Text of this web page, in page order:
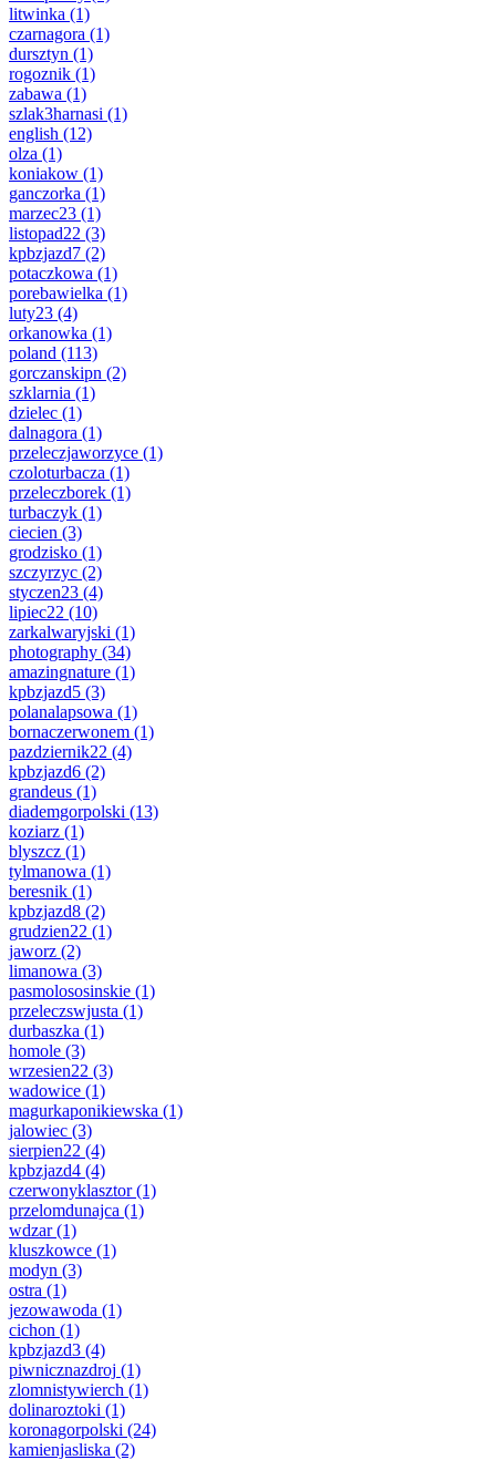
litwinka (1)
czarnagora (1)
dursztyn (1)
rogoznik (1)
zabawa (1)
szlak3harnasi (1)
english (12)
olza (1)
koniakow (1)
ganczorka (1)
marzec23 (1)
listopad22 (3)
kpbzjazd7 (2)
potaczkowa (1)
porebawielka (1)
luty23 (4)
orkanowka (1)
poland (113)
gorczanskipn (2)
szklarnia (1)
dzielec (1)
dalnagora (1)
przeleczjaworzyce (1)
czoloturbacza (1)
przeleczborek (1)
turbaczyk (1)
ciecien (3)
grodzisko (1)
szczyrzyc (2)
styczen23 (4)
lipiec22 (10)
zarkalwaryjski (1)
photography (34)
amazingnature (1)
kpbzjazd5 (3)
polanalapsowa (1)
bornaczerwonem (1)
pazdziernik22 (4)
kpbzjazd6 (2)
grandeus (1)
diademgorpolski (13)
koziarz (1)
blyszcz (1)
tylmanowa (1)
beresnik (1)
kpbzjazd8 (2)
grudzien22 (1)
jaworz (2)
limanowa (3)
pasmolososinskie (1)
przeleczswjusta (1)
durbaszka (1)
homole (3)
wrzesien22 (3)
wadowice (1)
magurkaponikiewska (1)
jalowiec (3)
sierpien22 (4)
kpbzjazd4 (4)
czerwonyklasztor(1)
przelomdunajca (1)
wdzar(1)
kluszkowce (1)
modyn (3)
ostra (1)
jezowawoda (1)
cichon (1)
kpbzjazd3 (4)
piwnicznazdroj (1)
zlomnistywierch (1)
dolinaroztoki (1)
koronagorpolski (24)
kamienjasliska (2)